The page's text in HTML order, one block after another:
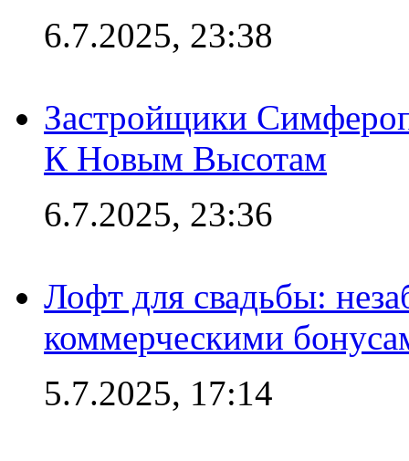
6.7.2025, 23:38
Застройщики
К Новым Высотам
6.7.2025, 23:36
Лофт для свадьбы:
коммерческими
5.7.2025, 17:14